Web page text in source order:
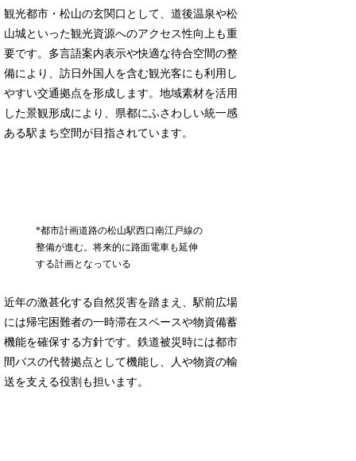
観光都市・松山の玄関口として、道後温泉や松
山城といった観光資源へのアクセス性向上も重
要です。多言語案内表示や快適な待合空間の整
備により、訪日外国人を含む観光客にも利用し
やすい交通拠点を形成します。地域素材を活用
した景観形成により、県都にふさわしい統一感
ある駅まち空間が目指されています。
*都市計画道路の松山駅西口南江戸線の
整備が進む。将来的に路面電車も延伸
する計画となっている
近年の激甚化する自然災害を踏まえ、駅前広場
には帰宅困難者の一時滞在スペースや物資備蓄
機能を確保する方針です。鉄道被災時には都市
間バスの代替拠点として機能し、人や物資の輸
送を支える役割も担います。